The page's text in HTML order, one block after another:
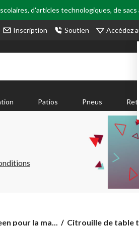
d'articles technologiques, de
Inscription Soutien Accédez
Patios Pneus
pour la ma...
Citrouille
Citrouille de table